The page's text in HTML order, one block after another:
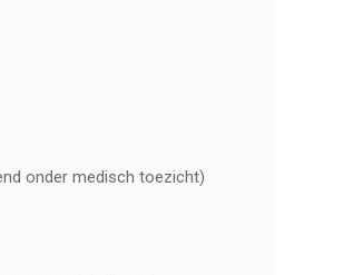
onder medisch toezicht)